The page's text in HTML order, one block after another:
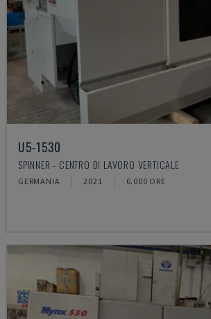
U5-1530
SPINNER - CENTRO DI LAVORO VERTICALE
GERMANIA 2021 6.000 ORE